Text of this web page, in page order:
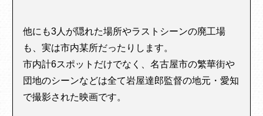
他にも3人が隠れた場所やラストシーンの廃工場
も、実は市内某所だったりします。
市内計6スポットだけでなく、名古屋市の繁華街や
団地のシーンなどは全て岩屋達郎監督の地元・愛知
で撮影された映画です。